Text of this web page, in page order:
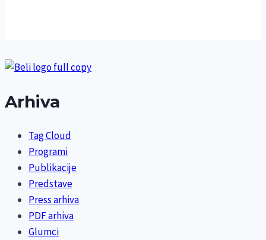
Arhiva
Tag Cloud
Programi
Publikacije
Predstave
Press arhiva
PDF arhiva
Glumci